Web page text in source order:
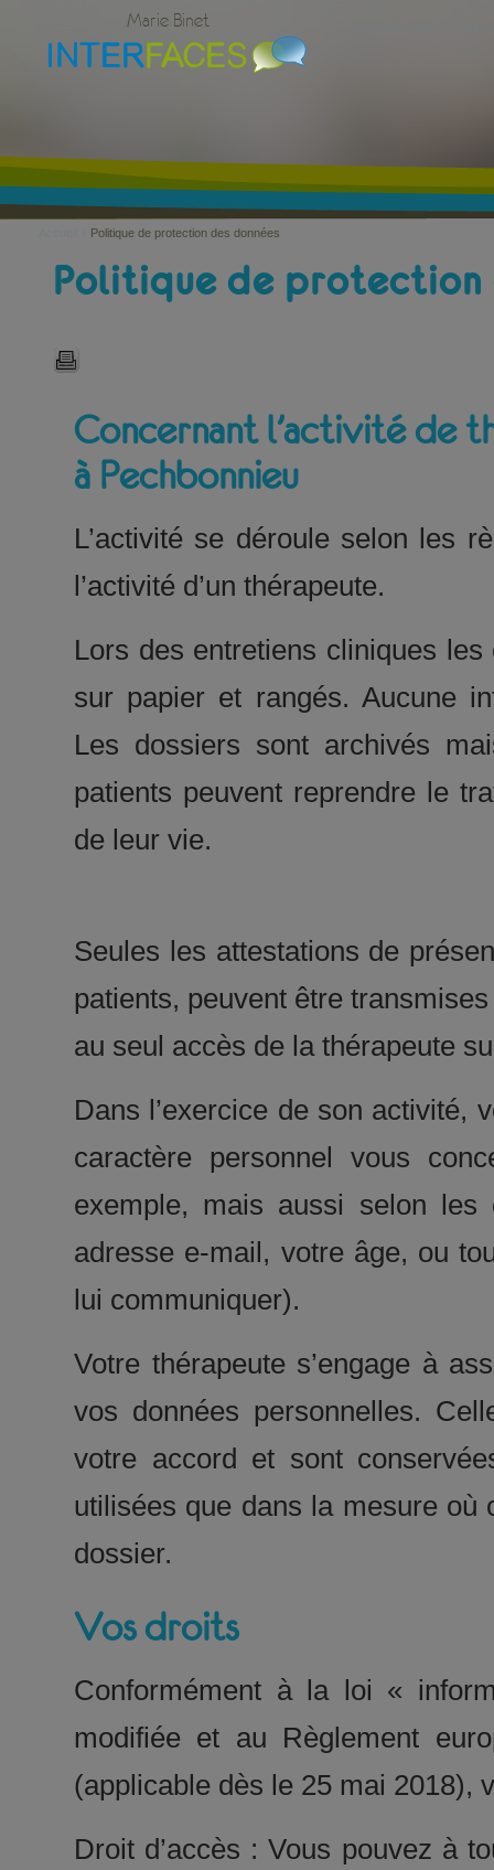
Marie Binet
Politique de protection des données
Politique de protection
Concernant l’activité de
à Pechbonnieu
L’activité se déroule selon les
l’activité d’un thérapeute.
Lors des entretiens cliniques
sur papier et rangés. Aucune
Les dossiers sont archivés
patients peuvent reprendre le
de leur vie.
Seules les attestations de
patients, peuvent être
au seul accès de la thérapeute
Dans l’exercice de son activité,
caractère personnel vous
exemple, mais aussi selon les
adresse e-mail, votre âge, ou
lui communiquer).
Votre thérapeute s’engage à
vos données personnelles.
votre accord et sont
utilisées que dans la mesure où
dossier.
Vos droits
Conformément à la loi «
modifiée et au Règlement
(applicable dès le 25 mai 2018),
Droit d’accès : Vous pouvez à